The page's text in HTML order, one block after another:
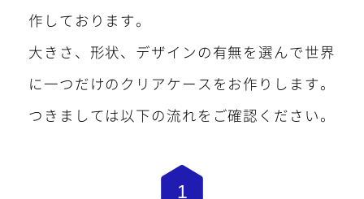
TEL052-439-5951
052-439-5951
作しております。
大きさ、形状、デザインの有無を選んで世界
に一つだけのクリアケースをお作りします。
つきましては以下の流れをご確認ください。